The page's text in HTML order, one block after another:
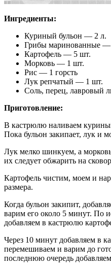
Ингредиенты:
Куриный бульон — 2 л.
Грибы маринованные —
Картофель — 5 шт.
Морковь — 1 шт.
Рис — 1 горсть
Лук репчатый — 1 шт.
Соль, перец, лавровый
Приготовление:
В кастрюлю наливаем
Пока бульон закипает, лук и
Лук мелко шинкуем, а
их следует обжарить на
Картофель чистим, моем и
размера.
Когда бульон закипит,
варим его около 5 минут. По
добавляем в кастрюлю
Через 10 минут добавляем в
перемешиваем и варим до
последнюю очередь